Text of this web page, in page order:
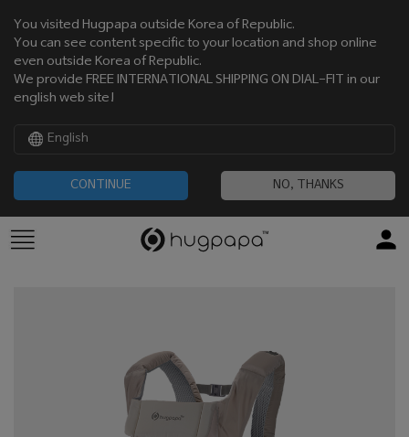
You visited Hugpapa outside Korea of Republic.
You can see content specific to your location and shop online
even outside Korea of Republic.
We provide FREE INTERNATIONAL SHIPPING ON DIAL-FIT in our
english web site!
English
CONTINUE NO, THANKS